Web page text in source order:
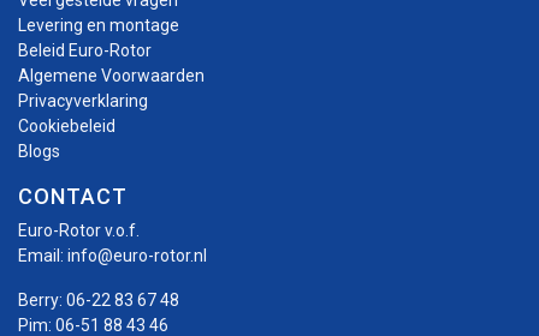
Levering en montage
Beleid Euro-Rotor
Algemene Voorwaarden
Privacyverklaring
Cookiebeleid
Blogs
CONTACT
Euro-Rotor v.o.f.
Email: info@euro-rotor.nl
Berry: 06-22 83 67 48
Pim: 06-51 88 43 46